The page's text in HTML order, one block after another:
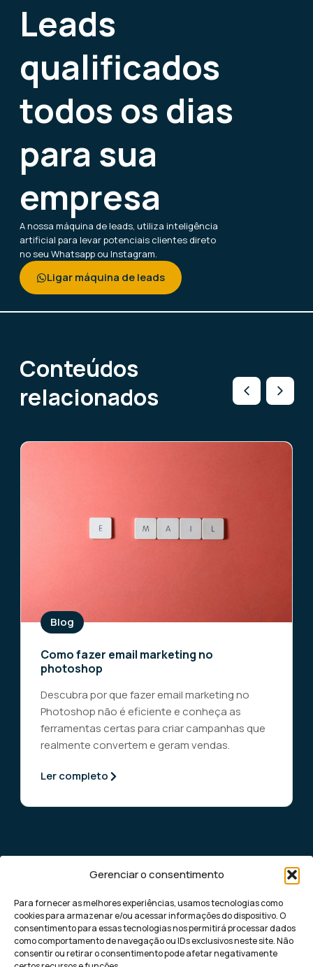
Gerenciar o consentimento
Para fornecer as melhores experiências, usamos tecnologias como
cookies para armazenar e/ou acessar informações do dispositivo. O
consentimento para essas tecnologias nos permitirá processar dados
como comportamento de navegação ou IDs exclusivos neste site. Não
consentir ou retirar o consentimento pode afetar negativamente
Leads
qualificados
todos os dias
para sua
empresa
A nossa máquina de leads, utiliza inteligência
artificial para levar potenciais clientes direto
no seu Whatsapp ou Instagram.
Ligar máquina de leads
Conteúdos
relacionados
Blog
Como fazer email marketing no
photoshop
Descubra por que fazer email marketing no
Photoshop não é eficiente e conheça as
ferramentas certas para criar campanhas que
realmente convertem e geram vendas.
Ler completo
Democratizando o marketing digital de
performance para pequenas e médias